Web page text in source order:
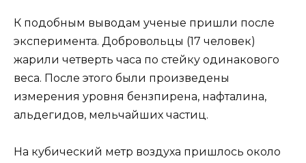
К подобным выводам ученые пришли после
эксперимента. Добровольцы (17 человек)
жарили четверть часа по стейку одинакового
веса. После этого были произведены
измерения уровня бензпирена, нафталина,
альдегидов, мельчайших частиц.
На кубический метр воздуха пришлось около